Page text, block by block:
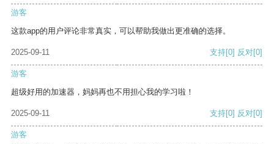
游客
这款app的用户评论非常真实，可以帮助我做出更准确的选择。
2025-09-11 支持[0] 反对[0]
游客
超级好用的加速器，妈妈再也不用担心我的学习啦！
2025-09-11 支持[0] 反对[0]
游客